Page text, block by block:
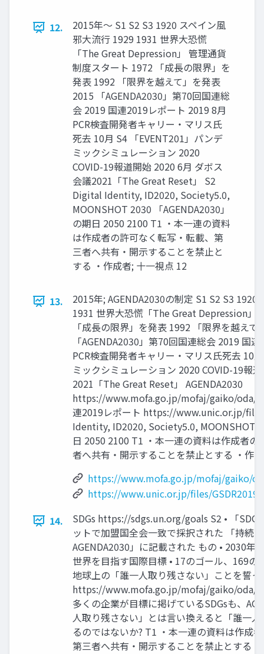
12.
2015年〜 S1 S2 S3 1920 スペイン風
邪大流行 1929 1931 世界大恐慌
「The Great Depression」 管理通貨
制度スタート 1972 「成長の限界」を
発表 1992 「限界を越えて」を発表
2015 「AGENDA2030」第70回国連総
会 2019 国連2019レポート 2019 8月
PCR検査開発者キャリー・マリス氏
死去 10月 S4 「EVENT201」パンデ
ミックシミュレーション 2020
COVID-19報道開始 2020 6月 ダボス
会議2021「The Great Reset」 S2
Digital Identity, ID2020, Society5.0,
MOONSHOT 2030 「AGENDA2030」
の期日 2050 2100 T1 ・本一連の資料
は作成者の許可なく転写・転載、第
三者へ共有・開示することを禁止と
する ・作成者; 十一視点 12
13.
2015年; AGENDA2030の制定 S1 S2 S3
1931 世界大恐慌「The Great Depression」
「成長の限界」を発表 1992 「限界を越えて
「AGENDA2030」第70回国連総会 2019 国
PCR検査開発者キャリー・マリス氏死去 10
ミックシミュレーション 2020 COVID-19報
2021「The Great Reset」 AGENDA2030
https://www.mofa.go.jp/mofaj/gaiko/oda/
連2019レポート https://www.unic.or.jp/
Identity, ID2020, Society5.0, MOONSHOT
日 2050 2100 T1 ・本一連の資料は作成者
者へ共有・開示することを禁止とする ・作
https://www.mofa.go.jp/mofaj/gaiko/
https://www.unic.or.jp/files/
14.
SDGs https://sdgs.un.org/goals S2 • 「
ットで加盟国全会一致で採択された 「持続
AGENDA2030」に記載された もの • 2030年
世界を目指す国際目標 • 17のゴール、169
地球上の「誰一人取り残さない」ことを誓っ
https://www.mofa.go.jp/mofaj/gaiko/oda/
多くの企業が目標に掲げているSDGsも、
人取り残さない」とは言い換えると「誰一
るのではないか? T1 ・本一連の資料は作成
第三者へ共有・開示することを禁止とする